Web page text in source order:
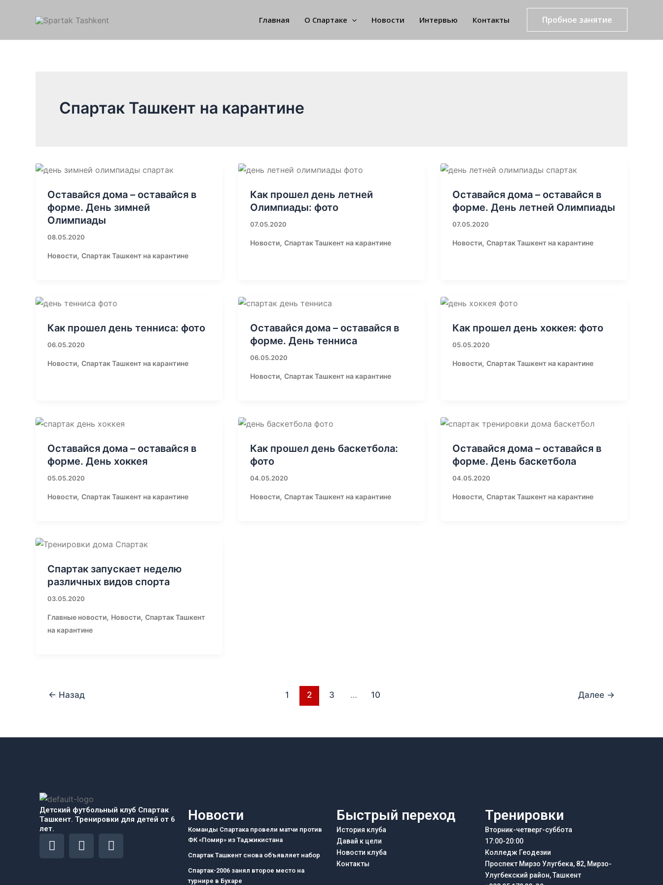
Главная О Спартаке Новости Интервью Контакты Пробное занятие
Спартак Ташкент на карантине
Оставайся дома – оставайся в
форме. День зимней
Олимпиады
08.05.2020
Новости, Спартак Ташкент на карантине
Как прошел день летней
Олимпиады: фото
07.05.2020
Новости, Спартак Ташкент на карантине
Оставайся дома – оставайся в
форме. День летней Олимпиады
07.05.2020
Новости,Спартак Ташкент на карантине
Как прошел день тенниса: фото
06.05.2020
Новости, Спартак Ташкент на карантине
Оставайся дома – оставайся в
форме. День тенниса
06.05.2020
Новости, Спартак Ташкент на карантине
Как прошел день хоккея: фото
05.05.2020
Новости,Спартак Ташкент на карантине
Оставайся дома – оставайся в
форме. День хоккея
05.05.2020
Новости, Спартак Ташкент на карантине
Как прошел день баскетбола:
фото
04.05.2020
Новости, Спартак Ташкент на карантине
Оставайся дома – оставайся в
форме. День баскетбола
04.05.2020
Новости,Спартак Ташкент на карантине
Спартак запускает неделю
различных видов спорта
03.05.2020
Главные новости, Новости, Спартак Ташкент
на карантине
← Назад 1 2 3 … 10 Далее →
Детский футбольный клуб Спартак
Ташкент. Тренировки для детей от 6
лет.
F
a
I
n
T
e
Новости
Команды Спартака провели матчи против
ФК «Помир» из Таджикистана
Спартак Ташкент снова объявляет набор
Спартак-2006 занял второе место на
турнире в Бухаре
Быстрый переход
История клуба
Давай к цели
Новости клуба
Контакты
Тренировки
Вторник-четверг-суббота
17:00-20:00
Колледж Геодезии
Проспект Мирзо Улугбека, 82, Мирзо-
Улугбекский район, Ташкент